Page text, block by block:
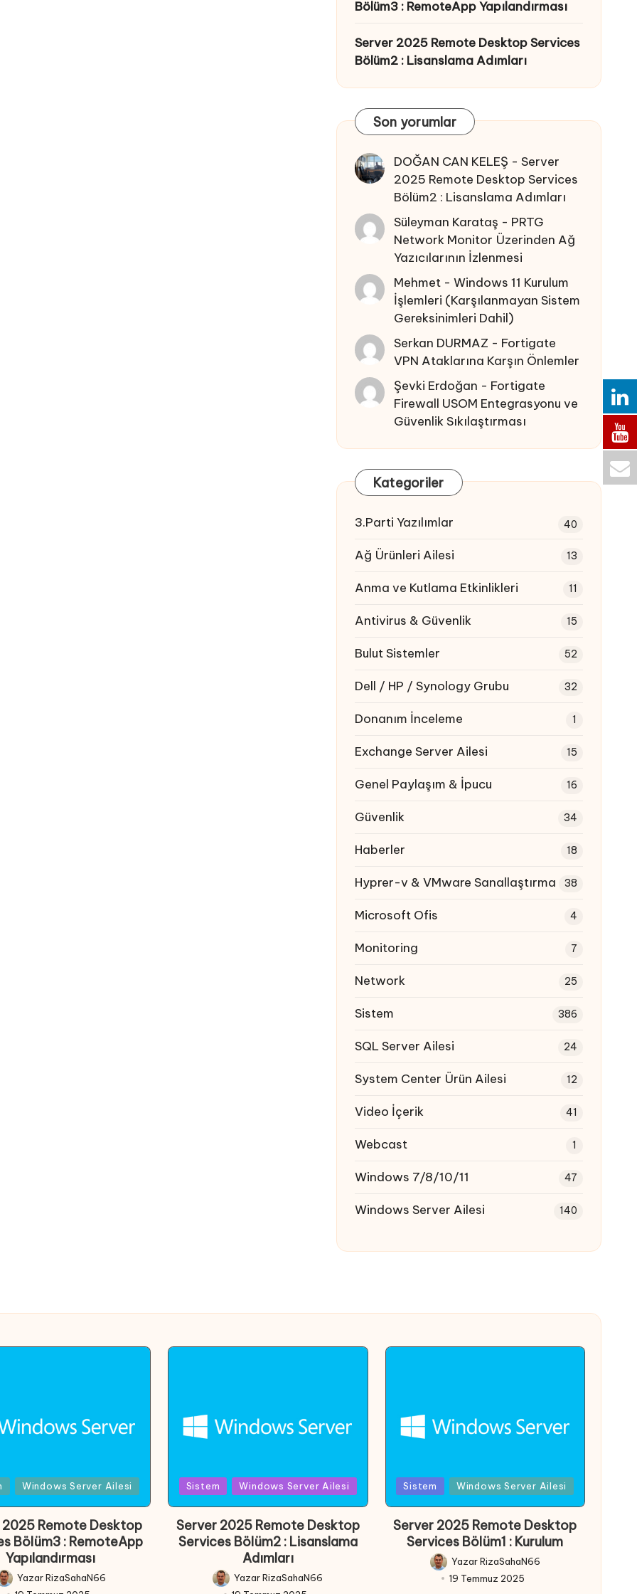
Bölüm3 : RemoteApp Yapılandırması
Server 2025 Remote Desktop Services
Bölüm2 : Lisanslama Adımları
Son yorumlar
DOĞAN CAN KELEŞ -Server
2025 Remote Desktop Services
Bölüm2 : Lisanslama Adımları
Süleyman Karataş - PRTG
Network Monitor Üzerinden Ağ
Yazıcılarının İzlenmesi
Mehmet -Windows 11 Kurulum
İşlemleri (Karşılanmayan Sistem
Gereksinimleri Dahil)
Serkan DURMAZ - Fortigate
VPN Ataklarına Karşın Önlemler
Şevki Erdoğan - Fortigate
Firewall USOM Entegrasyonu ve
Güvenlik Sıkılaştırması
Kategoriler
3.Parti Yazılımlar 40
Ağ Ürünleri Ailesi 13
Anma ve Kutlama Etkinlikleri 11
Antivirus & Güvenlik 15
Bulut Sistemler 52
Dell / HP / Synology Grubu 32
Donanım İnceleme 1
Exchange Server Ailesi 15
Genel Paylaşım & İpucu 16
Güvenlik 34
Haberler 18
Hyprer-v & VMware Sanallaştırma 38
Microsoft Ofis 4
Monitoring 7
Network 25
Sistem 386
SQL Server Ailesi 24
System Center Ürün Ailesi 12
Video İçerik 41
Webcast 1
Windows 7/8/10/11 47
Windows Server Ailesi 140
Windows Server Ailesi
2025 Remote Desktop
Bölüm3 : RemoteApp
Yapılandırması
YazarRizaSahaN66
Posted
Sistem Windows Server Ailesi
Server 2025 Remote Desktop
Services Bölüm2 : Lisanslama
Adımları
Posted
YazarRizaSahaN66
Posted
Sistem Windows Server Ailesi
Server 2025 Remote Desktop
Services Bölüm1 : Kurulum
Posted
YazarRizaSahaN66
19 Temmuz 2025